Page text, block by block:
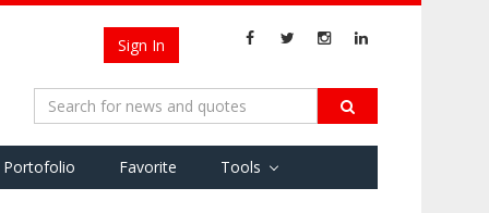
Sign In
Portofolio Favorite Tools